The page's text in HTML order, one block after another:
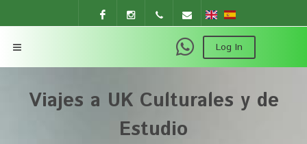
2453
7370
instituto.englishowl@gmail.com
Log In
Viajes a UK Culturales y de
Estudio